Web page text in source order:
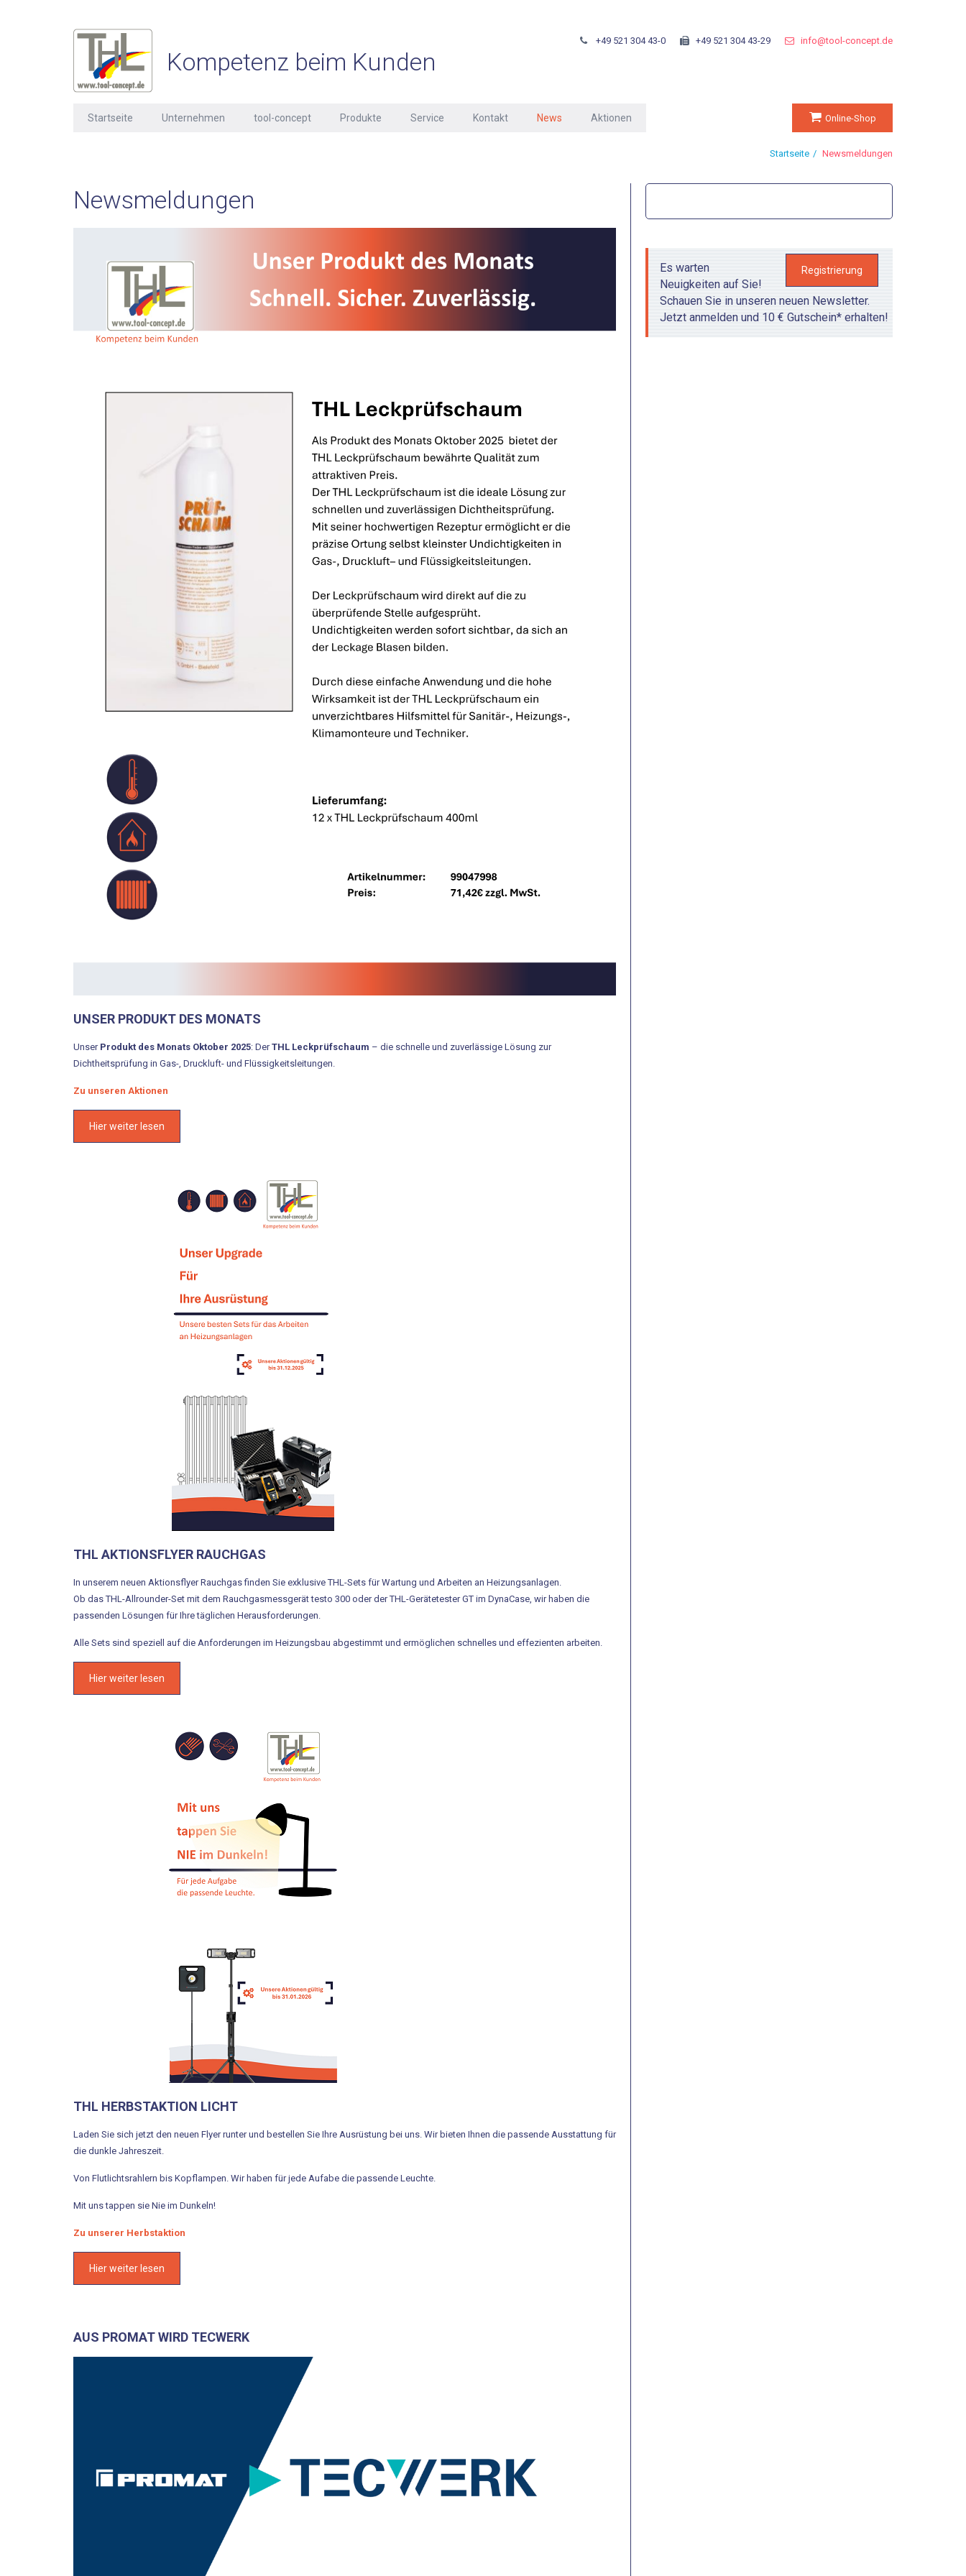
+49 521 304 43-0 +49 521 304 43-29 info@tool-concept.de
Kompetenz beim Kunden
Startseite Unternehmen tool-concept Produkte Service Kontakt News Aktionen Online-Shop
Startseite Newsmeldungen
Newsmeldungen
UNSER PRODUKT DES MONATS
Unser Produkt des Monats Oktober 2025: DerTHL Leckprüfschaum – die schnelle und zuverlässige Lösung zur
Dichtheitsprüfung in Gas-, Druckluft- und Flüssigkeitsleitungen.
Zu unseren Aktionen
Hier weiter lesen
THL AKTIONSFLYER RAUCHGAS
In unserem neuen Aktionsflyer Rauchgas finden Sie exklusive THL-Sets für Wartung und Arbeiten an Heizungsanlagen.
Ob das THL-Allrounder-Set mit dem Rauchgasmessgerät testo 300 oder der THL-Gerätetester GT im DynaCase, wir haben die
passenden Lösungen für Ihre täglichen Herausforderungen.
Alle Sets sind speziell auf die Anforderungen im Heizungsbau abgestimmt und ermöglichen schnelles und effezienten arbeiten.
Hier weiter lesen
THL HERBSTAKTION LICHT
Laden Sie sich jetzt den neuen Flyer runter und bestellen Sie Ihre Ausrüstung bei uns. Wir bieten Ihnen die passende Ausstattung für
die dunkle Jahreszeit.
Von Flutlichtsrahlern bis Kopflampen. Wir haben für jede Aufabe die passende Leuchte.
Mit uns tappen sie Nie im Dunkeln!
Zu unserer Herbstaktion
Hier weiter lesen
AUS PROMAT WIRD TECWERK
Registrierung
Es warten
Neuigkeiten auf Sie!
Schauen Sie in unseren neuen Newsletter.
Jetzt anmelden und 10 € Gutschein* erhalten!